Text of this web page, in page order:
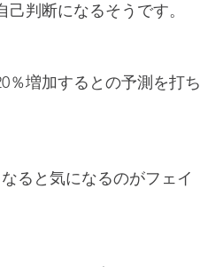
判断になるそうです。
％増加するとの予測を打ち
ると気になるのがフェイ